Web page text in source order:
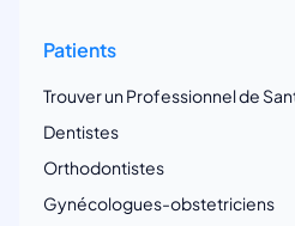
Patients
Trouver un Professionnel de
Dentistes
Orthodontistes
Gynécologues-obstetriciens